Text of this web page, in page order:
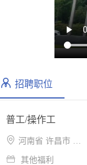
招聘职位
普工/操作工
 河南省 许昌市 示范区
 其他福利